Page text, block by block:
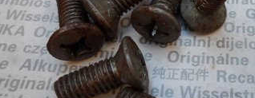
R$5,00
TENHO INTERESSE